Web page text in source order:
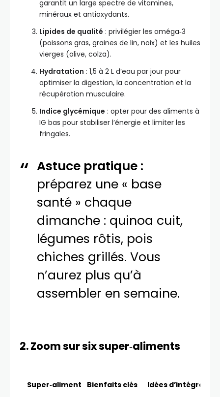
garantit un large spectre de vitamines,
minéraux et antioxydants.
Lipides de qualité : privilégier les oméga‑3
(poissons gras, graines de lin, noix) et les huiles
vierges (olive, colza).
Hydratation : 1,5 à 2 L d’eau par jour pour
optimiser la digestion, la concentration et la
récupération musculaire.
Indice glycémique : opter pour des aliments à
IG bas pour stabiliser l’énergie et limiter les
fringales.
Astuce pratique :
préparez une « base
santé » chaque
dimanche : quinoa cuit,
légumes rôtis, pois
chiches grillés. Vous
n’aurez plus qu’à
assembler en semaine.
2. Zoom sur six super‑aliments
Super‑aliment Bienfaits clés Idées d’intégration